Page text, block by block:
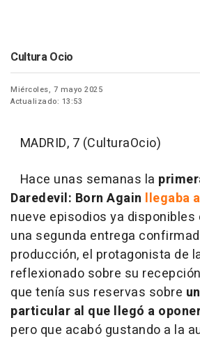
Cultura Ocio
Miércoles, 7 mayo 2025
Actualizado: 13:53
MADRID, 7 (CulturaOcio)
Hace unas semanas la
Daredevil: Born Again llegaba
nueve episodios ya disponibles
una segunda entrega
producción, el protagonista de
reflexionado sobre su
que tenía sus reservas sobre
particular al que llegó a
pero que acabó gustando a la